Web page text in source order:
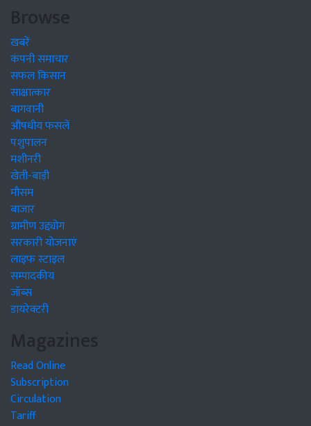
Browse
खबरें
कंपनी समाचार
सफल किसान
साक्षात्कार
बागवानी
औषधीय फसलें
पशुपालन
मशीनरी
खेती-बाड़ी
मौसम
बाजार
ग्रामीण उद्द्योग
सरकारी योजनाएं
लाइफ स्टाइल
सम्पादकीय
जॉब्स
डायरेक्टरी
Magazines
Read Online
Subscription
Circulation
Tariff